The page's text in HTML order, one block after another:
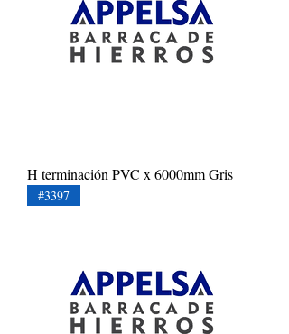
H terminación PVC x 6000mm Gris
#3397